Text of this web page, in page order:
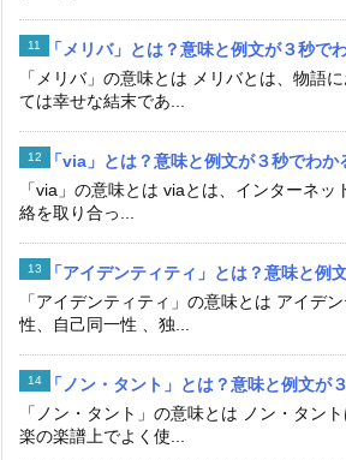
「メリバ」とは？意味と例文が３秒で
「メリバ」の意味とは メリバとは、物語
ては幸せな結末であ...
「via」とは？意味と例文が３秒でわか
「via」の意味とは viaとは、インターネッ
絡を取り合っ...
「アイデンティティ」とは？意味と例
「アイデンティティ」の意味とは アイデ
性、自己同一性 、独...
「ノン・タント」とは？意味と例文が
「ノン・タント」の意味とは ノン・タン
楽の楽譜上でよく使...